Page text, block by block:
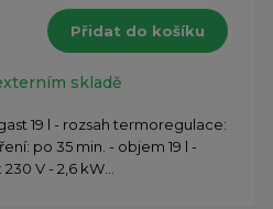
Přidat do košíku
skladě
19 l - rozsah termoregulace:
po 35 min. - objem 19 l -
V - 2,6 kW...